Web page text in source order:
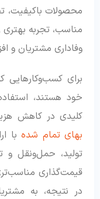
محصولات
مناسب، تجربه بهتری
وفاداری مشتریان و
برای کسب‌وکارهایی
خود هستند،
کلیدی در کاهش
بهای تمام شدهبا
تولید، حمل‌ونقل و
قیمت‌گذاری
در نتیجه، به